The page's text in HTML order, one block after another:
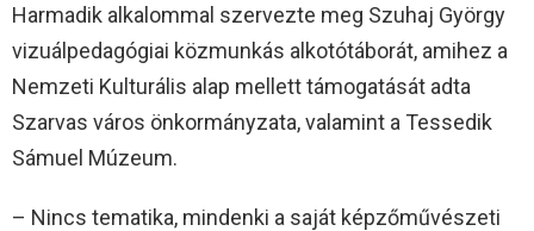
Harmadik alkalommal szervezte meg Szuhaj György
vizuálpedagógiai közmunkás alkotótáborát, amihez a
Nemzeti Kulturális alap mellett támogatását adta
Szarvas város önkormányzata, valamint a Tessedik
Sámuel Múzeum.
– Nincs tematika, mindenki a saját képzőművészeti